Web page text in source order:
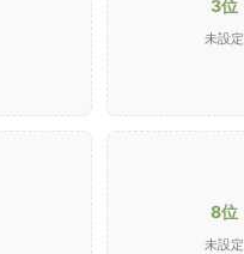
3位
未設定
8位
未設定